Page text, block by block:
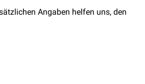
und damit
, desROMKund derNatrium-Kalium-
Angaben helfen uns, den